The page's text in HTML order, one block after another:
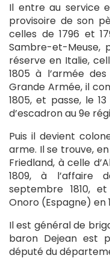
Il entre au service
provisoire de son
celles de 1796 et
Sambre-et-Meuse,
réserve en Italie,
1805 à l’armée
Grande Armée, il
1805, et passe, le
d’escadron au 9e
Puis il devient
arme. Il se trouve,
Friedland, à celle
1809, à l’affaire
septembre 1810,
Onoro (Espagne) en
Il est général de
baron Dejean est
député du